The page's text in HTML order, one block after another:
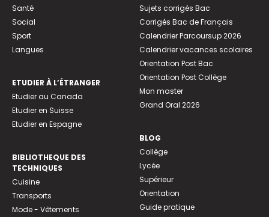
Santé
Social
Sport
Langues
ETUDIER À L’ÉTRANGER
Etudier au Canada
Etudier en Suisse
Etudier en Espagne
BIBLIOTHEQUE DES
TECHNIQUES
Cuisine
Transports
Mode - Vêtements
Sujets corrigés Bac
Corrigés Bac de Français
Calendrier Parcoursup 2026
Calendrier vacances scolaires
Orientation Post Bac
Orientation Post Collège
Mon master
Grand Oral 2026
BLOG
Collège
Lycée
Supérieur
Orientation
Guide pratique